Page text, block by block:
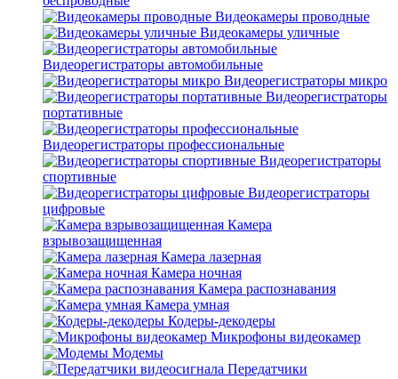
Видеокамеры проводные
Видеокамеры уличные
Видеорегистраторы автомобильные
Видеорегистраторы микро
Видеорегистраторы
портативные
Видеорегистраторы профессиональные
Видеорегистраторы
спортивные
Видеорегистраторы
цифровые
Камера
взрывозащищенная
Камера лазерная
Камера ночная
Камера распознавания
Камера умная
Кодеры-декодеры
Микрофоны видеокамер
Модемы
Передатчики